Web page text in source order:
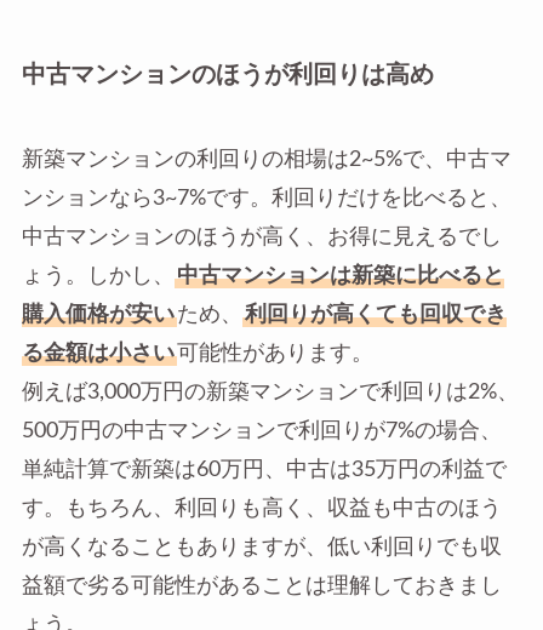
中古マンションのほうが利回りは高め
新築マンションの利回りの相場は2~5%で、中古マ
ンションなら3~7%です。利回りだけを比べると、
中古マンションのほうが高く、お得に見えるでし
ょう。しかし、
中古マンションは新築に比べると
購入価格が安いため、
利回りが高くても回収でき
る金額は小さい可能性があります。
例えば3,000万円の新築マンションで利回りは2%、
500万円の中古マンションで利回りが7%の場合、
単純計算で新築は60万円、中古は35万円の利益で
す。もちろん、利回りも高く、収益も中古のほう
が高くなることもありますが、低い利回りでも収
益額で劣る可能性があることは理解しておきまし
ょう。